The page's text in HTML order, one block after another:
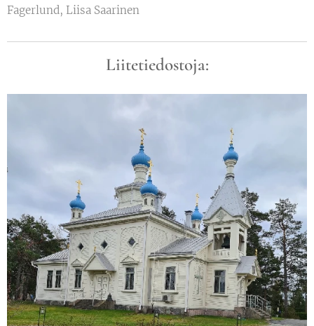
Fagerlund, Liisa Saarinen
Liitetiedostoja: